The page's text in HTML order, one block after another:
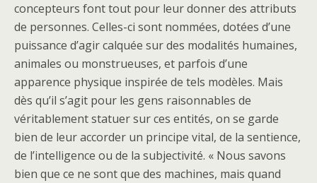
concepteurs font tout pour leur donner des attributs
de personnes. Celles-ci sont nommées, dotées d’une
puissance d’agir calquée sur des modalités humaines,
animales ou monstrueuses, et parfois d’une
apparence physique inspirée de tels modèles. Mais
dès qu’il s’agit pour les gens raisonnables de
véritablement statuer sur ces entités, on se garde
bien de leur accorder un principe vital, de la sentience,
de l’intelligence ou de la subjectivité. « Nous savons
bien que ce ne sont que des machines, mais quand